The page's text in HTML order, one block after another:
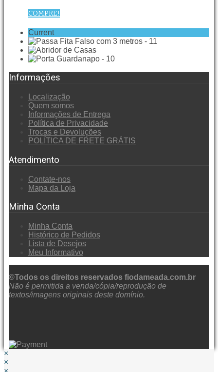
COMPRE!
Current
Informações
Localização
Quem somos
Informações de Entrega
Política de Privacidade
Trocas e Devoluções
POLÍTICA DE FRETE GRÁTIS
Atendimento
Contate-nos
Mapa da Loja
Minha Conta
Minha Conta
Histórico de Pedidos
Lista de Desejos
Meu Informativo
©Todos os direitos reservados fiodameada.com.br
Não é permitida a venda/cópia/reprodução de
textos/imagens originais deste domínio.
×
×